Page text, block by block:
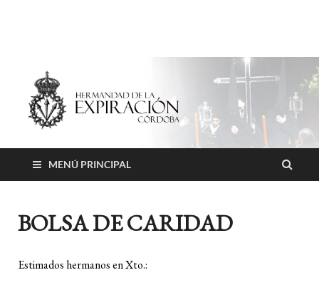
Hermandad de la
Expiración
MENÚ PRINCIPAL
BOLSA DE CARIDAD
Estimados hermanos en Xto.: